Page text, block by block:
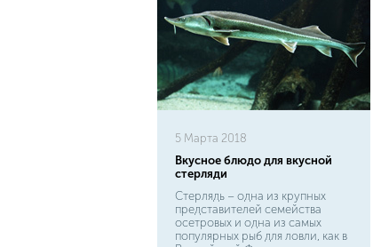
5 Марта 2018
Вкусное блюдо для вкусной
стерляди
Стерлядь – одна из крупных
представителей семейства
осетровых и одна из самых
популярных рыб для ловли, как в